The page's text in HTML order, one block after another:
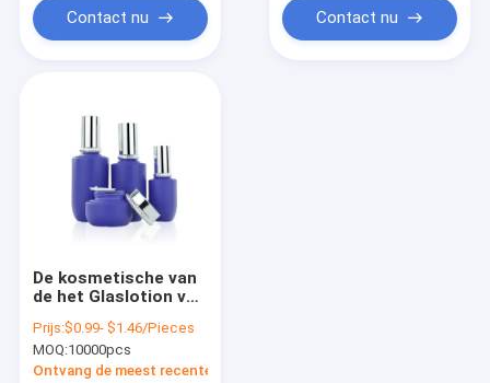
Contact nu Contact nu
De kosmetische van
de het Glaslotion van
de Flessenhuid van
de de Zorgroom
Reeks van de de
Prijs:$0.99- $1.46/Pieces
MOQ:10000pcs
Ontvang de meest recente Prijs